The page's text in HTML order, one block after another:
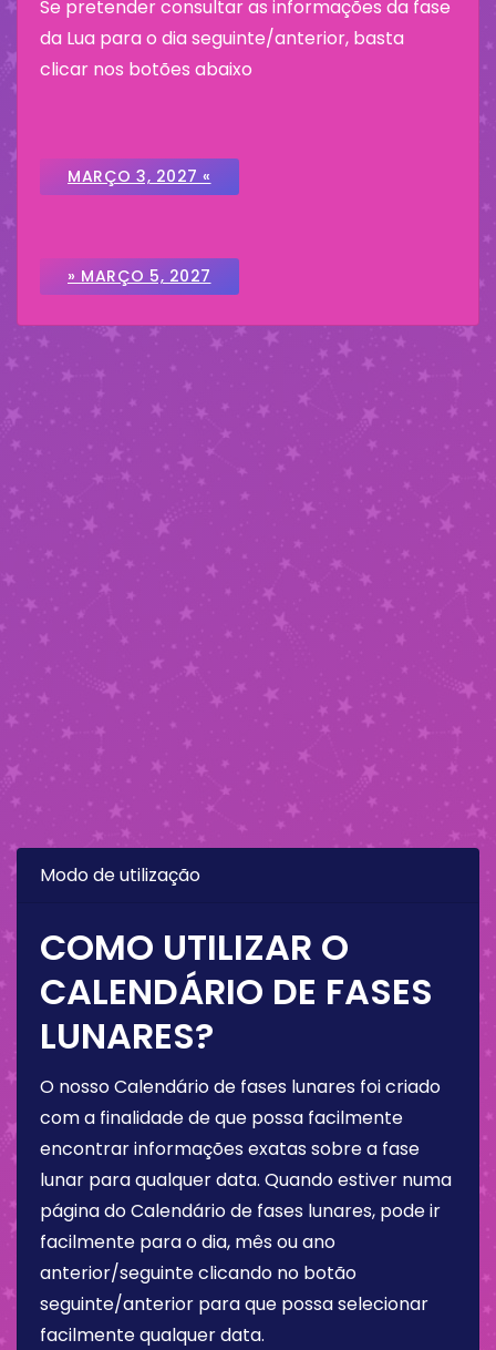
Se pretender consultar as informações da fase
da Lua para o dia seguinte/anterior, basta
clicar nos botões abaixo
MARÇO 3, 2027 «
» MARÇO 5, 2027
Modo de utilização
COMO UTILIZAR O
CALENDÁRIO DE FASES
LUNARES?
O nosso Calendário de fases lunares foi criado
com a finalidade de que possa facilmente
encontrar informações exatas sobre a fase
lunar para qualquer data. Quando estiver numa
página do Calendário de fases lunares, pode ir
facilmente para o dia, mês ou ano
anterior/seguinte clicando no botão
seguinte/anterior para que possa selecionar
facilmente qualquer data.